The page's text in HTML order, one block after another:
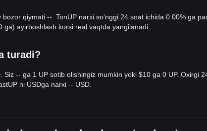
diapazon ichida yonboshlab harakatlanadigan
$0.0185
maqsad narx$0.0310bo‘lishi mumkin.
qiymati --. TonUP narxi so'nggi 24 soat ichida 0.00% ga
ayirboshlash kursi real vaqtda yangilanadi.
turadi?
-- ga 1 UP sotib olishingiz mumkin yoki $10 ga 0 UP. Oxirgi
ni USDga narxi -- USD.